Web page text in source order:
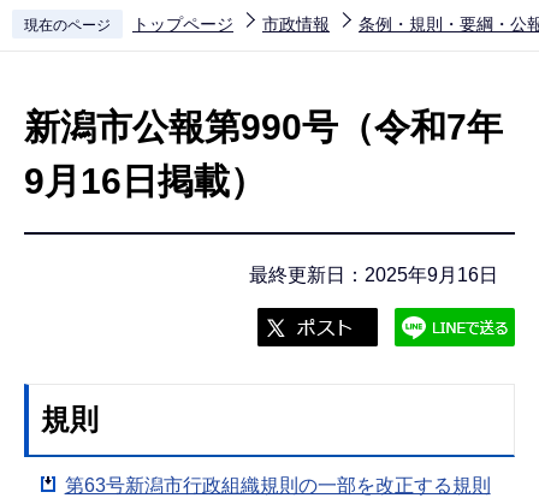
現在のページ トップページ 市政情報 条例・規則・要綱・公
新潟市公報第990号（令和7年
9月16日掲載）
最終更新日：2025年9月16日
規則
第63号新潟市行政組織規則の一部を改正する規則